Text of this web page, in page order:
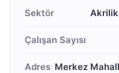
Sektör
Çalışan Sayısı
Adres Merkez